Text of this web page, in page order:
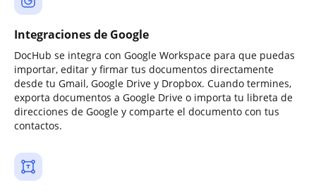
Integraciones de Google
DocHub se integra con Google Workspace para que puedas
importar, editar y firmar tus documentos directamente
desde tu Gmail, Google Drive y Dropbox. Cuando termines,
exporta documentos a Google Drive o importa tu libreta de
direcciones de Google y comparte el documento con tus
contactos.